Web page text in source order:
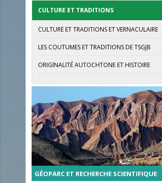
CULTURE ET TRADITIONS
CULTURE ET TRADITIONS ET VERNACULAIRE
LES COUTUMES ET TRADITIONS DE TSGJB
ORIGINALITÉ AUTOCHTONE ET HISTOIRE
GÉOPARC ET RECHERCHE SCIENTIFIQUE